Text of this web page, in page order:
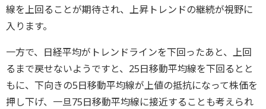
線を上回ることが期待され、上昇トレンドの継続が視野に
入ります。
一方で、日経平均がトレンドラインを下回ったあと、上回
るまで戻せないようですと、25日移動平均線を下回るとと
もに、下向きの5日移動平均線が上値の抵抗になって株価を
押し下げ、一旦75日移動平均線に接近することも考えられ